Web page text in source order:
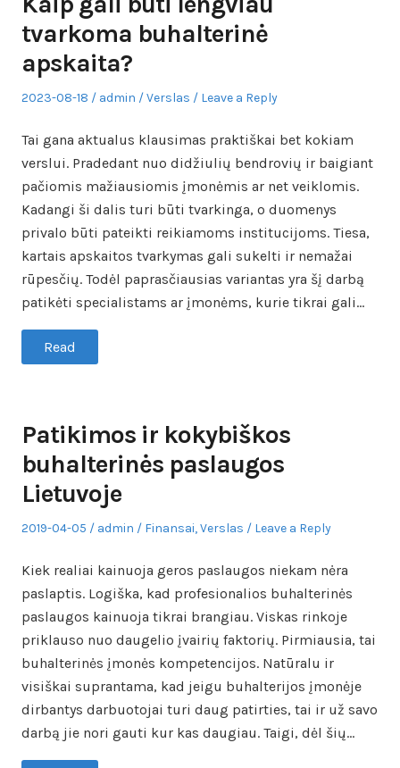
tvarkoma buhalterinė
apskaita?
Posted
2023-08-18 Author
admin
Posted
Verslas Leave a Reply
Tai gana aktualus klausimas praktiškai bet kokiam
verslui. Pradedant nuo didžiulių bendrovių ir baigiant
pačiomis mažiausiomis įmonėmis ar net veiklomis.
Kadangi ši dalis turi būti tvarkinga, o duomenys
privalo būti pateikti reikiamoms institucijoms. Tiesa,
kartais apskaitos tvarkymas gali sukelti ir nemažai
rūpesčių. Todėl paprasčiausias variantas yra šį darbą
patikėti specialistams ar įmonėms, kurie tikrai gali…
Read
Patikimos ir kokybiškos
buhalterinės paslaugos
Lietuvoje
Posted
2019-04-05 Author
admin
Posted
Finansai,Verslas Leave a Reply
Kiek realiai kainuoja geros paslaugos niekam nėra
paslaptis. Logiška, kad profesionalios buhalterinės
paslaugos kainuoja tikrai brangiau. Viskas rinkoje
priklauso nuo daugelio įvairių faktorių. Pirmiausia, tai
buhalterinės įmonės kompetencijos. Natūralu ir
visiškai suprantama, kad jeigu buhalterijos įmonėje
dirbantys darbuotojai turi daug patirties, tai ir už savo
darbą jie nori gauti kur kas daugiau. Taigi, dėl šių…